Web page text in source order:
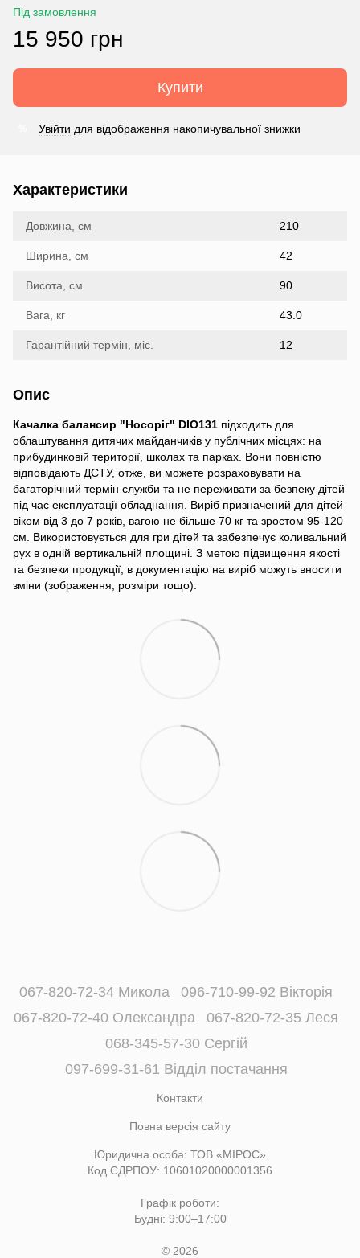
Під замовлення
15 950 грн
Купити
Увійти для відображення накопичувальної знижки
Характеристики
Довжина, см 210
Ширина, см 42
Висота, см 90
Вага, кг 43.0
Гарантійний термін, міс. 12
Опис
Качалка балансир "Носоріг" DIO131 підходить для
облаштування дитячих майданчиків у публічних місцях: на
прибудинковій території, школах та парках. Вони повністю
відповідають ДСТУ, отже, ви можете розраховувати на
багаторічний термін служби та не переживати за безпеку дітей
під час експлуатації обладнання. Виріб призначений для дітей
віком від 3 до 7 років, вагою не більше 70 кг та зростом 95-120
см. Використовується для гри дітей та забезпечує коливальний
рух в одній вертикальній площині. З метою підвищення якості
та безпеки продукції, в документацію на виріб можуть вносити
зміни (зображення, розміри тощо).
067-820-72-34 Микола
096-710-99-92 Вікторія
067-820-72-40 Олександра
067-820-72-35 Леся
068-345-57-30 Сергій
097-699-31-61 Відділ постачання
Контакти
Повна версія сайту
Юридична особа: ТОВ «МІРОС»
Код ЄДРПОУ: 10601020000001356
Графік роботи:
Будні: 9:00–17:00
© 2026